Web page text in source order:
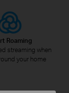
Roaming
streaming when
your home